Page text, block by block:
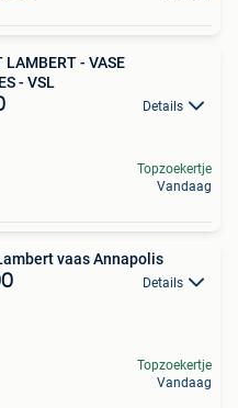
LAMBERT - VASE
- VSL
Details
Topzoekertje
Vandaag
vaas Annapolis
Details
Topzoekertje
Vandaag